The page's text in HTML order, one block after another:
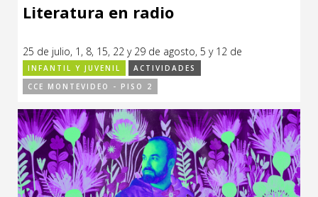
Literatura en radio
25 de julio, 1, 8, 15, 22 y 29 de agosto, 5 y 12 de
septiembre de 2024.
INFANTIL Y JUVENIL
ACTIVIDADES
CCE MONTEVIDEO - PISO 2